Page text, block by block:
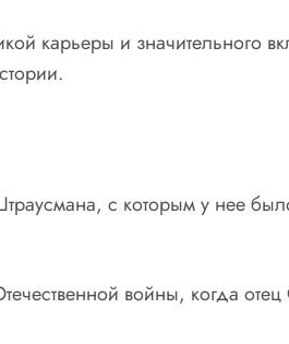
карьеры и значительного
с которым у нее
войны, когда